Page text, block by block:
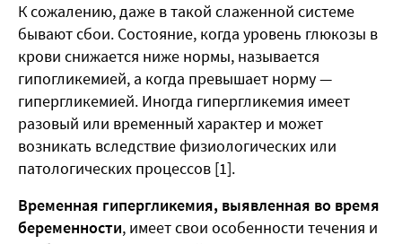
К сожалению, даже в такой слаженной системе
бывают сбои. Состояние, когда уровень глюкозы в
крови снижается ниже нормы, называется
гипогликемией, а когда превышает норму —
гипергликемией. Иногда гипергликемия имеет
разовый или временный характер и может
возникать вследствие физиологических или
патологических процессов [1].
Временная гипергликемия, выявленная во время
беременности, имеет свои особенности течения и